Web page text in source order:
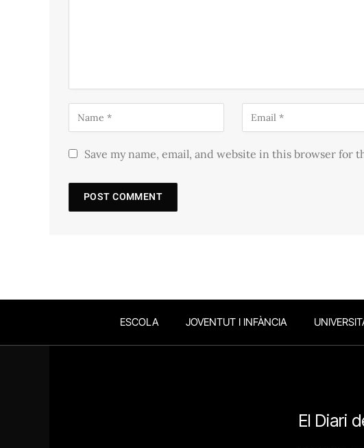
Save my name, email, and website in this browser for
ESCOLA JOVENTUT I INFÀNCIA